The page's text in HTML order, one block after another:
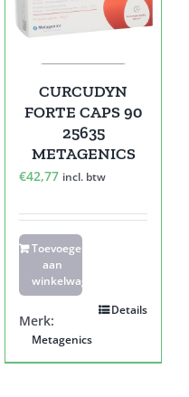
CURCUDYN
FORTE CAPS 90
25635
METAGENICS
€42,77 incl. btw
Toevoegen
aan
winkelwagen
Details
Merk:
Metagenics